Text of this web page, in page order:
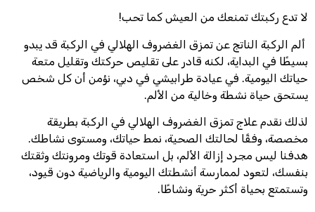
لا تدع ركبتك تمنعك من العيش كما تحب!
ألم الركبة الناتج عن تمزق الغضروف الهلالي في الركبة قد يبدو
بسيطًا في البداية، لكنه قادر على تقليص حركتك وتقليل متعة
حياتك اليومية. في عيادة طرابيشي في دبي، نؤمن أن كل شخص
يستحق حياة نشطة وخالية من الألم.
لذلك نقدم علاج تمزق الغضروف الهلالي في الركبة بطريقة
مخصصة، وفقًا لحالتك الصحية، نمط حياتك، ومستوى نشاطك.
هدفنا ليس مجرد إزالة الألم، بل استعادة قوتك ومرونتك وثقتك
بنفسك، لتعود لممارسة أنشطتك اليومية والرياضية دون قيود،
وتستمتع بحياة أكثر حرية ونشاطًا.